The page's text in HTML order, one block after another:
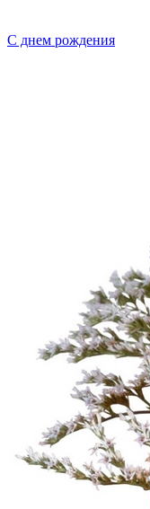
С днем рождения